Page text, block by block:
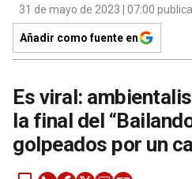
31 de mayo de 2023 | 07:00
Añadir como fuente en
Es viral:
la final del
golpeados por un